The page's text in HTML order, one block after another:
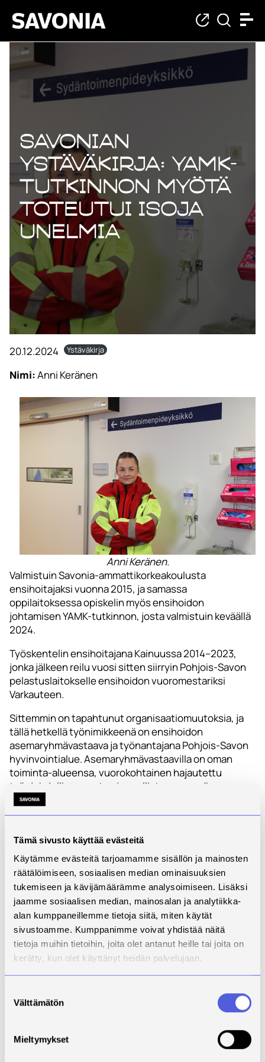
Tämä sivusto käyttää evästeitä
Käytämme evästeitä tarjoamamme sisällön ja mainosten
räätälöimiseen, sosiaalisen median ominaisuuksien
tukemiseen ja kävijämäärämme analysoimiseen. Lisäksi
jaamme sosiaalisen median, mainosalan ja analytiikka-
alan kumppaneillemme tietoja siitä, miten käytät
sivustoamme. Kumppanimme voivat yhdistää näitä
tietoja muihin tietoihin, joita olet antanut heille tai joita on
kerätty, kun olet käyttänyt heidän palvelujaan.
valinta
Välttämätön
Mieltymykset
Savonian
ystäväkirja: YAMK-
tutkinnon myötä
toteutui isoja
unelmia
20.12.2024 Ystäväkirja
Nimi:Anni Keränen
Anni Keränen.
Valmistuin Savonia-ammattikorkeakoulusta
ensihoitajaksi vuonna 2015, ja samassa
oppilaitoksessa opiskelin myös ensihoidon
johtamisen YAMK-tutkinnon, josta valmistuin keväällä
2024.
Työskentelin ensihoitajana Kainuussa 2014–2023,
jonka jälkeen reilu vuosi sitten siirryin Pohjois-Savon
pelastuslaitokselle ensihoidon vuoromestariksi
Varkauteen.
Sittemmin on tapahtunut organisaatiomuutoksia, ja
tällä hetkellä työnimikkeenä on ensihoidon
asemaryhmävastaava ja työnantajana Pohjois-Savon
hyvinvointialue. Asemaryhmävastaavilla on oman
toiminta-alueensa, vuorokohtainen hajautettu
työnjohdollinen vastuu ja osallistumme myös
operatiiviseen ensihoitotyöhön.
hain, koska halusin laajentaa omaa ammatillista
Oli mukavaa päästä tutustumaan ryhmäämme, joka
koostui ensihoidon ammattilaisista ympäri Suomen.
Tavoittelin tutkinnolla tietysti myös uusia
työmahdollisuuksia, joten olinkin todella iloinen, kun
opintojen loppusuoralla sain uuden koulutusta
vastaavan työn Pohjois-Savosta. Muutto takaisin
Kuopioon oli ollut haaveissa jo pidemmän aikaa, joten
Tärkeimpinä opinnoista saatuina taitoina pidän
tieteellisen tekstin tuottamisen ja tiedonhaun
esihenkilötyöhön.